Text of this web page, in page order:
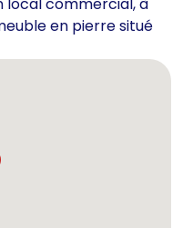
local commercial, à
en pierre situé